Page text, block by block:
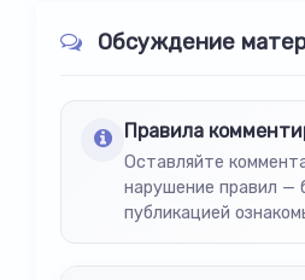
Обсуждение
Правила
Оставляйте
нарушение правил —
публикацией